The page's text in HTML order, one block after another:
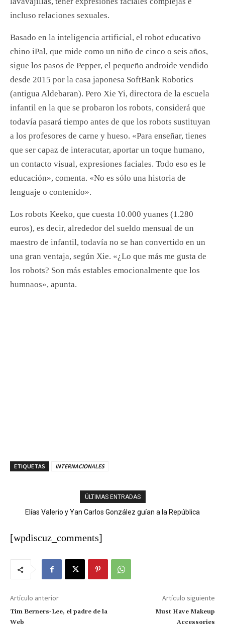
incluso relaciones sexuales.
Basado en la inteligencia artificial, el robot educativo
chino iPal, que mide como un niño de cinco o seis años,
sigue los pasos de Pepper, el pequeño androide vendido
desde 2015 por la casa japonesa SoftBank Robotics
(antigua Aldebaran). Pero Xie Yi, directora de la escuela
infantil en la que se probaron los robots, considerá que
todavía pasará tiempo antes de que los robots sustituyan
a los profesores de carne y hueso. «Para enseñar, tienes
que ser capaz de interacutar, aportar un toque humano,
un contacto visual, expresiones faciales. Todo eso es le
educación», comenta. «No es sólo una historia de
lenguaje o contenido».
Los robots Keeko, que cuesta 10.000 yuanes (1.280
euros), es decir, alrededor del sueldo mensual de un
maestro de infantil, todavía no se han convertido en un
una gran ventaja, según Xie. «¿Lo que más me gusta de
los robots? Son más estables emocionalmente que los
humnaos», apunta.
ETIQUETAS INTERNACIONALES
ÚLTIMAS ENTRADAS
Elías Valerio y Yan Carlos González guían a la República
Ladrones cargan con más de RD$100 mil y equipos de un
[wpdiscuz_comments]
Artículo anterior
Tim Berners-Lee, el padre de la
Web
Artículo siguiente
Must Have Makeup
Accessories